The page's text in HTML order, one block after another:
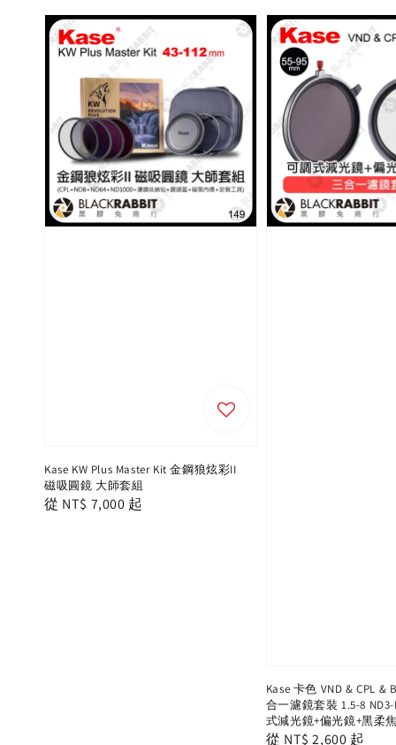
Kase KW Plus Master Kit 金鋼狼炫彩II
磁吸圓鏡 大師套組
Regular
從 NT$ 7,000 起
Kase 卡色 VND & CPL &
合一濾鏡套裝 1.5-8
式減光鏡+偏光鏡+黑柔
Regular
從 NT$ 2,600 起